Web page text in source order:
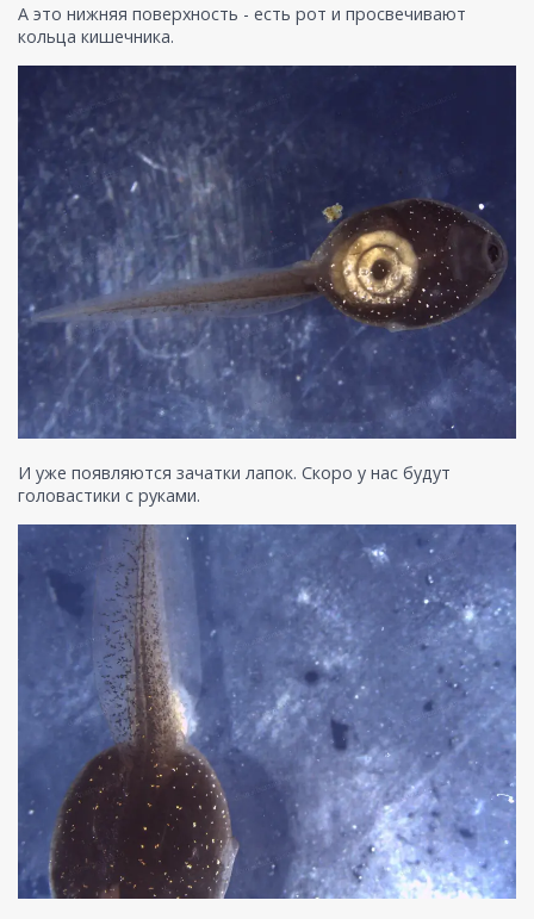
А это нижняя поверхность - есть рот и просвечивают
кольца кишечника.
И уже появляются зачатки лапок. Скоро у нас будут
головастики с руками.